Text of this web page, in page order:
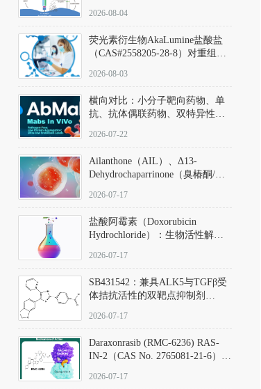
2026-08-04
荧光素衍生物AkaLumine盐酸盐
（CAS#2558205-28-8）对重组萤
数（Km）为2.06 μM；其近红外
发光特性赋予优异的组织穿透能
力，大幅增强成像信噪比，从而
实现活体动物模型中极低给药剂
量下的高灵敏度、非侵入式生物
2026-08-03
横向对比：小分子靶向药物、单
抗、抗体偶联药物、双特异性抗
及应用瓶颈
2026-07-22
Ailanthone（AIL）、Δ13-
Dehydrochaparrinone（臭椿酮/臭
DKM货号 D806885
2026-07-17
盐酸阿霉素（Doxorubicin
Hydrochloride）：生物活性解
范
2026-07-17
SB431542：兼具ALK5与TGFβ受
体拮抗活性的双靶点抑制剂
D801067）
2026-07-17
Daraxonrasib (RMC-6236) RAS-
IN-2（CAS No. 2765081-21-6）：
向KRAS/NRAS/HRAS的广谱RAS
2026-07-17